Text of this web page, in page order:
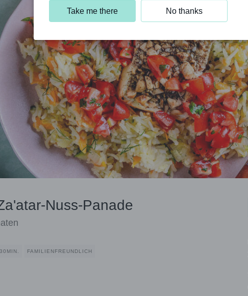
Nuss-Panade
FAMILIENFREUNDLICH
Take me there No thanks